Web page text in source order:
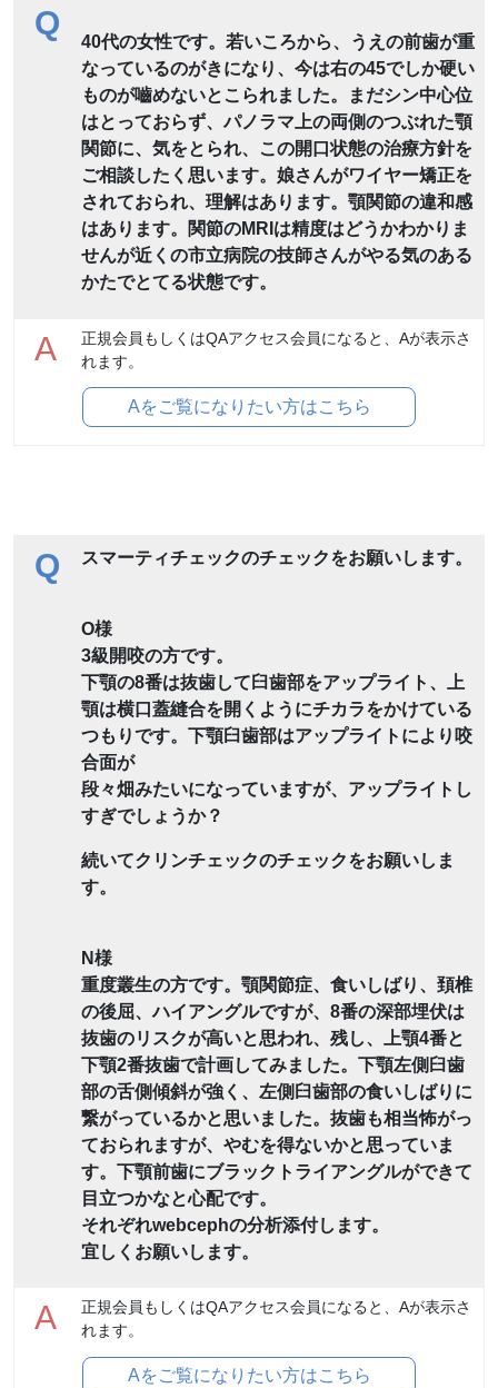
Q
40代の女性です。若いころから、うえの前歯が重
なっているのがきになり、今は右の45でしか硬い
ものが嚙めないとこられました。まだシン中心位
はとっておらず、パノラマ上の両側のつぶれた顎
関節に、気をとられ、この開口状態の治療方針を
ご相談したく思います。娘さんがワイヤー矯正を
されておられ、理解はあります。顎関節の違和感
はあります。関節のMRIは精度はどうかわかりま
せんが近くの市立病院の技師さんがやる気のある
かたでとてる状態です。
A
正規会員もしくはQAアクセス会員になると、Aが表示さ
れます。
Aをご覧になりたい方はこちら
Q スマーティチェックのチェックをお願いします。
O様
3級開咬の方です。
下顎の8番は抜歯して臼歯部をアップライト、上
顎は横口蓋縫合を開くようにチカラをかけている
つもりです。下顎臼歯部はアップライトにより咬
合面が
段々畑みたいになっていますが、アップライトし
すぎでしょうか？
続いてクリンチェックのチェックをお願いしま
す。
N様
重度叢生の方です。顎関節症、食いしばり、頚椎
の後屈、ハイアングルですが、8番の深部埋伏は
抜歯のリスクが高いと思われ、残し、上顎4番と
下顎2番抜歯で計画してみました。下顎左側臼歯
部の舌側傾斜が強く、左側臼歯部の食いしばりに
繋がっているかと思いました。抜歯も相当怖がっ
ておられますが、やむを得ないかと思っていま
す。下顎前歯にブラックトライアングルができて
目立つかなと心配です。
それぞれwebcephの分析添付します。
宜しくお願いします。
A
正規会員もしくはQAアクセス会員になると、Aが表示さ
れます。
Aをご覧になりたい方はこちら